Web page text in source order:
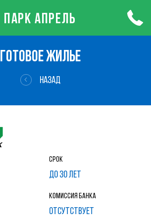
ПАРК АПРЕЛЬ
ГОТОВОЕ ЖИЛЬЕ
НАЗАД
Срок
до 30 лет
Комиссия банка
ОТСУТСТВУЕТ